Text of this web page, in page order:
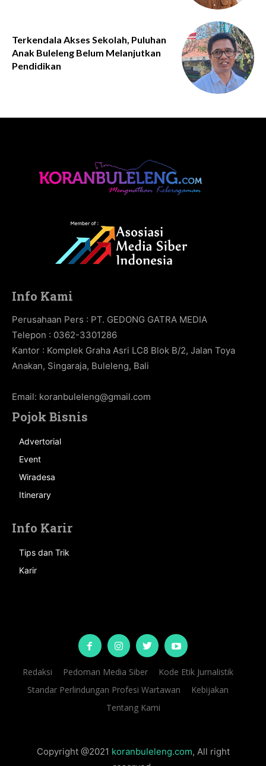
Terkendala Akses Sekolah, Puluhan
Anak Buleleng Belum Melanjutkan
Pendidikan
Info Kami
Perusahaan Pers : PT. GEDONG GATRA MEDIA
Telepon : 0362-3301286
Kantor : Komplek Graha Asri LC8 Blok B/2, Jalan Toya
Anakan, Singaraja, Buleleng, Bali
Email: koranbuleleng@gmail.com
Pojok Bisnis
Advertorial
Event
Wiradesa
Itinerary
Info Karir
Tips dan Trik
Karir
Redaksi Pedoman Media Siber
Kode Etik Jurnalistik
Standar Perlindungan Profesi Wartawan
Kebijakan
Tentang Kami
Copyright @2021 koranbuleleng.com, All right